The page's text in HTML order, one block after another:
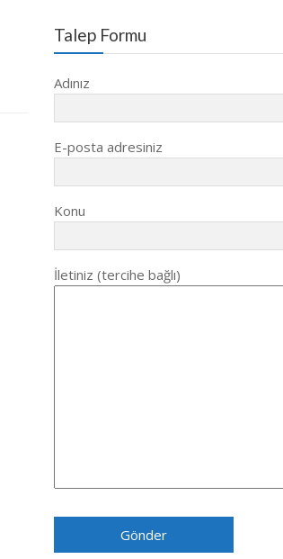
Talep Formu
Adınız
E-posta adresiniz
Konu
İletiniz (tercihe bağlı)